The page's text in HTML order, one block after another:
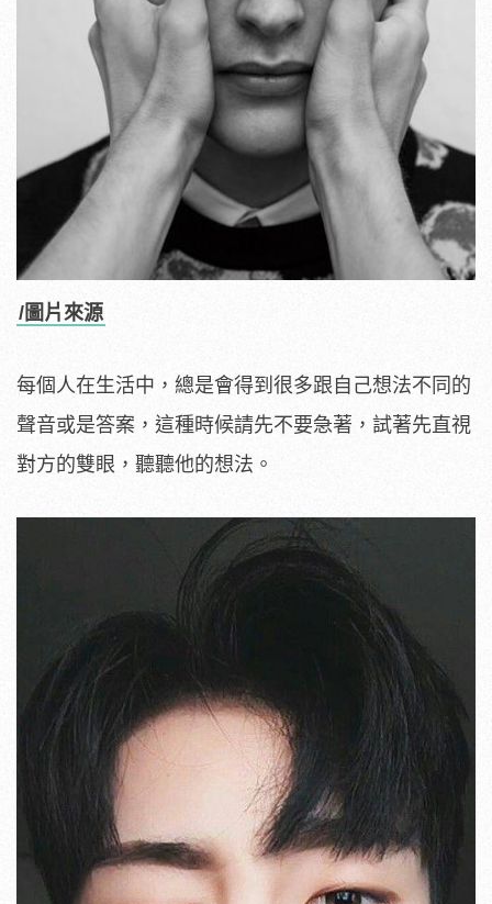
/圖片來源
每個人在生活中，總是會得到很多跟自己想法不同的
聲音或是答案，這種時候請先不要急著，試著先直視
對方的雙眼，聽聽他的想法。